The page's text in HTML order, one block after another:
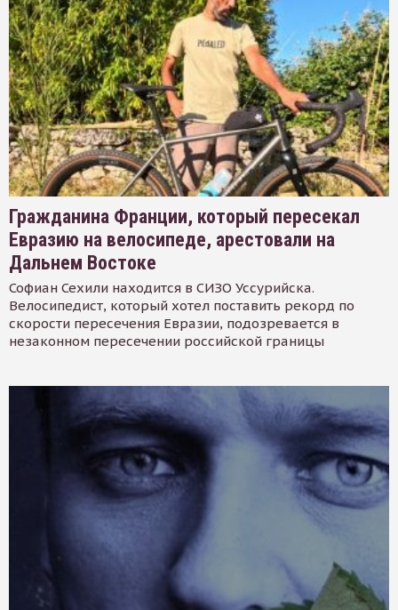
Гражданина Франции, который пересекал
Евразию на велосипеде, арестовали на
Дальнем Востоке
Софиан Сехили находится в СИЗО Уссурийска.
Велосипедист, который хотел поставить рекорд по
скорости пересечения Евразии, подозревается в
незаконном пересечении российской границы